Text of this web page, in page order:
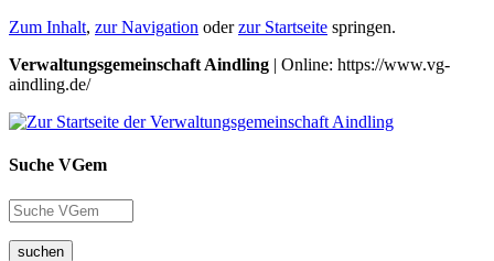
Zum Inhalt, zur Navigation oderzur Startseite springen.
Verwaltungsgemeinschaft Aindling | Online: https://www.vg-
aindling.de/
Suche VGem
suchen